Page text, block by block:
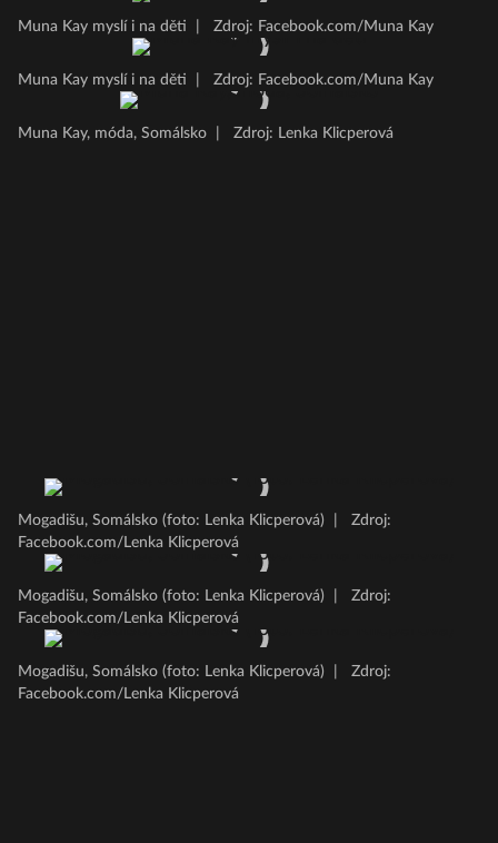
Muna Kay myslí i na děti Zdroj: Facebook.com/Muna Kay
Muna Kay myslí i na děti Zdroj: Facebook.com/Muna Kay
Muna Kay, móda, Somálsko Zdroj: Lenka Klicperová
Mogadišu, Somálsko (foto: Lenka Klicperová)
Zdroj:
Facebook.com/Lenka Klicperová
Mogadišu, Somálsko (foto: Lenka Klicperová)
Zdroj:
Facebook.com/Lenka Klicperová
Mogadišu, Somálsko (foto: Lenka Klicperová)
Zdroj:
Facebook.com/Lenka Klicperová